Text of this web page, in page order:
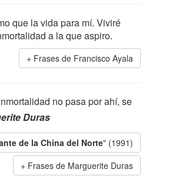
que la vida para mí. Viviré
a la que aspiro.
Frases de Francisco Ayala
no pasa por ahí, se
Duras
de la China del Norte" (1991)
Frases de Marguerite Duras